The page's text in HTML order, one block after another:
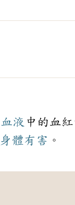
血液 中的血
身體有害 。